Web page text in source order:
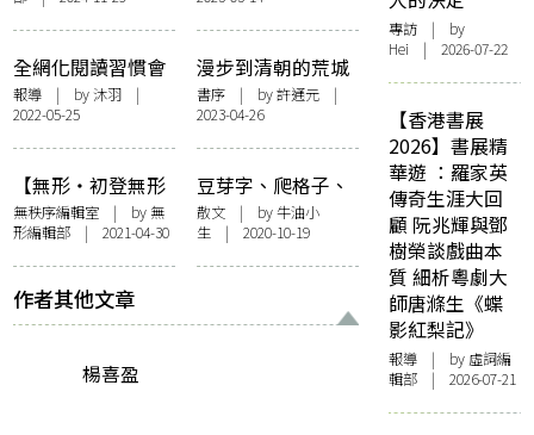
如何生存？
輯部
全網化閱讀習慣會
讓紙本雜誌消失
嗎？——曹疏影、
鄧小樺《VERSE》
雜誌節對談
報導 | by 沐羽 |
2022-05-25
漫步到清朝的荒城
——胡清朝詩集
《一座城市佈置系
統的陷阱來進行殘
酷的背叛》序
書序| by許通元|
2023-04-26
【無形・初登無形
也不驚】《無形》
初登場作家，傳遞
這一代記憶
無秩序編輯室 | by 無
形編輯部 | 2021-04-30
豆芽字、爬格子、
賦格與詩篇
散文| by牛油小
生| 2020-10-19
作者其他文章
楊喜盈
專訪 | by
Hei | 2026-07-22
【香港書展
2026】書展精
華遊 ：羅家英
傳奇生涯大回
顧 阮兆輝與鄧
樹榮談戲曲本
質 細析粵劇大
師唐滌生《蝶
影紅梨記》
報導 | by 虛詞編
輯部 | 2026-07-21